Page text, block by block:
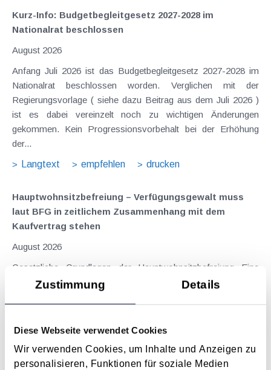
Zustimmung Details
Diese Webseite verwendet Cookies
Wir verwenden Cookies, um Inhalte und Anzeigen zu
personalisieren, Funktionen für soziale Medien
Kurz-Info: Budgetbegleitgesetz 2027-2028 im
Nationalrat beschlossen
August 2026
Anfang Juli 2026 ist das Budgetbegleitgesetz 2027-2028 im
Nationalrat beschlossen worden. Verglichen mit der
Regierungsvorlage ( siehe dazu Beitrag aus dem Juli 2026 )
ist es dabei vereinzelt noch zu wichtigen Änderungen
gekommen. Kein Progressionsvorbehalt bei der Erhöhung
der...
Langtext
empfehlen drucken
Hauptwohnsitz​­befreiung – Verfügungsgewalt muss
laut BFG in zeitlichem Zusammenhang mit dem
Kaufvertrag stehen
August 2026
Gesetzliche Grundlagen der Hauptwohnsitzbefreiung Eine
Ausnahme von der bei privaten Grundstücksveräußerungen
Hauptwohnsitzbefreiung erfüllt sind....
Langtext
empfehlen drucken